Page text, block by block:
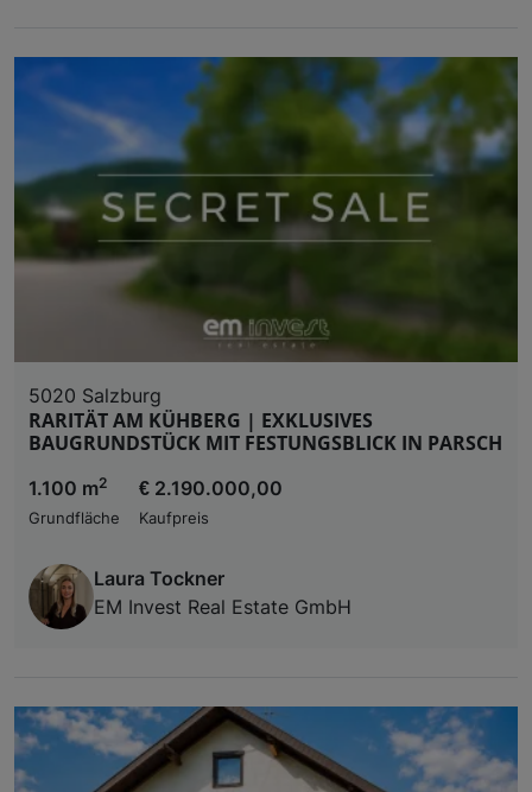
5020 Salzburg
RARITÄT AM KÜHBERG | EXKLUSIVES
BAUGRUNDSTÜCK MIT FESTUNGSBLICK IN PARSCH
1.100 m2
Grundfläche
€ 2.190.000,00
Kaufpreis
Laura Tockner
EM Invest Real Estate GmbH